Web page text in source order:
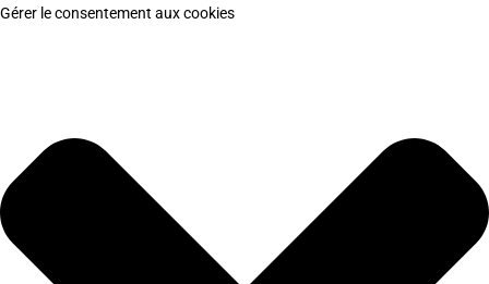
Gérer le consentement aux cookies